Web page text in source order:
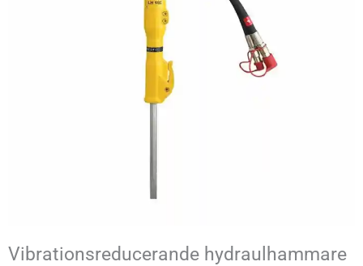
Vibrationsreducerande hydraulhammare